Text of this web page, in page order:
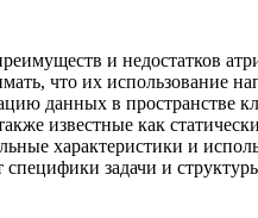
и недостатков
что их использование
данных в пространстве
известные как
характеристики и
специфики задачи и